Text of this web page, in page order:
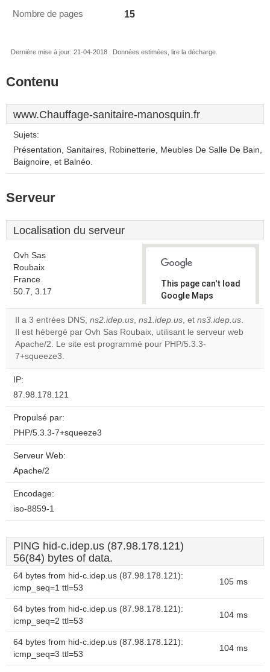
Nombre de pages 15
Dernière mise à jour: 21-04-2018 . Données estimées, lire la décharge.
Contenu
www.Chauffage-sanitaire-manosquin.fr
Sujets:
Présentation, Sanitaires, Robinetterie, Meubles De Salle De Bain,
Baignoire, et Balnéo.
Serveur
Localisation du serveur
Ovh Sas
Roubaix
France
50.7, 3.17
This page can't load
Google Maps
correctly.
Do you
own this
Il a 3 entrées DNS, ns2.idep.us, ns1.idep.us, et ns3.idep.us.
Il est hébergé par Ovh Sas Roubaix, utilisant le serveur web
Apache/2. Le site est programmé pour PHP/5.3.3-
7+squeeze3.
IP:
87.98.178.121
Propulsé par:
PHP/5.3.3-7+squeeze3
Serveur Web:
Apache/2
Encodage:
iso-8859-1
PING hid-c.idep.us (87.98.178.121)
56(84) bytes of data.
64 bytes from hid-c.idep.us (87.98.178.121):
icmp_seq=1 ttl=53
105 ms
64 bytes from hid-c.idep.us (87.98.178.121):
icmp_seq=2 ttl=53
104 ms
64 bytes from hid-c.idep.us (87.98.178.121):
icmp_seq=3 ttl=53
104 ms